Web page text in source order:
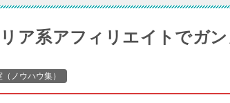
ア系アフィリエイトでガ
ノウハウ集）